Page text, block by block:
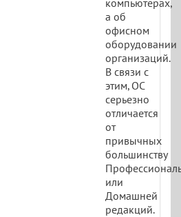
компьютерах,
а об
офисном
оборудовании
организаций.
В связи с
этим, ОС
серьезно
отличается
от
привычных
большинству
или
Домашней
редакций.